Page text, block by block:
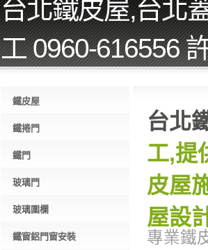
台北鐵皮屋,台北
工 0960-616556
鐵皮屋
鐵捲門
鐵門
玻璃門
玻璃圍欄
鐵窗鋁門窗安裝
台北
工,提
皮屋
屋設
專業鐵